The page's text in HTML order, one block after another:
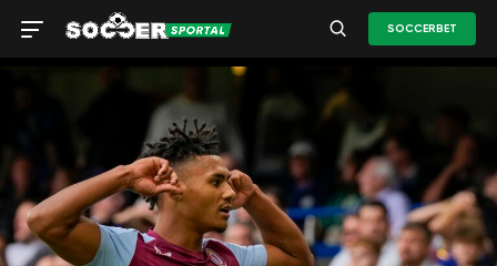
SOCCERBET